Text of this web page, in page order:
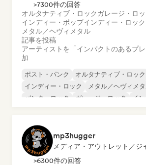
>7300件の回答
オルタナティブ・ロックガレージ・ロッ
インディー・ポップインディー・ロック
メタル／ヘヴィメタル
記事を投稿
アーティストを「インパクトのあるプ
加
ポスト・パンク
オルタナティブ・ロック
インディー・ロック
メタル／ヘヴィメ
パンク・ロック
ガレージ・ロック
イ
mp3hugger
メディア・アウトレット／ジ
>6300件の回答